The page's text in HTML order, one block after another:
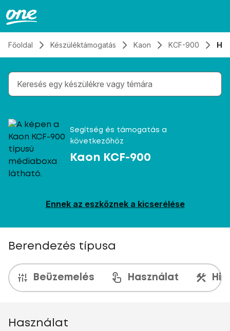
Főoldal Készüléktámogatás Kaon KCF-900
Gépelés közben megjelennek a keresési
Segítség és támogatás a
következőhöz
Kaon KCF-900
Ennek az eszköznek a kicserélése
Berendezés típusa
Beüzemelés Használat
Használat